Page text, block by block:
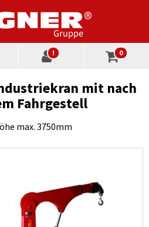
! 0
mit nach
Fahrgestell
max. 3750mm